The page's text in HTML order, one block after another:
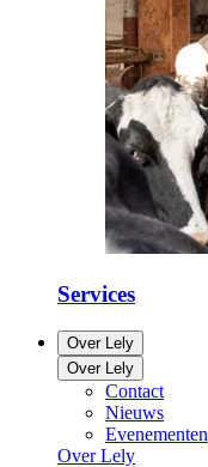
Services
Over Lely
Over Lely
Contact
Nieuws
Evenementen
Over Lely